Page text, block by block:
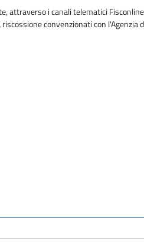
attraverso i canali telematici
convenzionati con